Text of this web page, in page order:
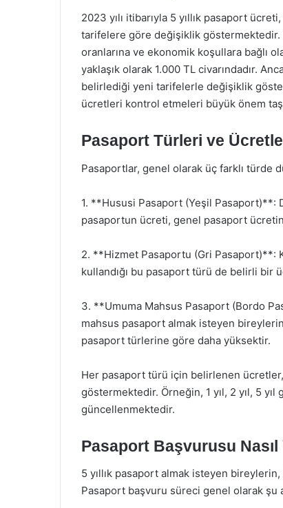
2023 yılı itibarıyla 5 yıllık pasaport
tarifelere göre değişiklik göstermektedir.
oranlarına ve ekonomik koşullara bağlı
yaklaşık olarak 1.000 TL civarındadır.
belirlediği yeni tarifelerle değişiklik
ücretleri kontrol etmeleri büyük önem
Pasaport Türleri ve
Pasaportlar, genel olarak üç farklı türde
1. **Hususi Pasaport (Yeşil Pasaport)**:
pasaportun ücreti, genel pasaport
2. **Hizmet Pasaportu (Gri Pasaport)**:
kullandığı bu pasaport türü de belirli bir
3. **Umuma Mahsus Pasaport (Bordo
mahsus pasaport almak isteyen
pasaport türlerine göre daha yüksektir.
Her pasaport türü için belirlenen
göstermektedir. Örneğin, 1 yıl, 2 yıl, 5
güncellenmektedir.
Pasaport Başvurusu Nasıl
5 yıllık pasaport almak isteyen
Pasaport başvuru süreci genel olarak şu